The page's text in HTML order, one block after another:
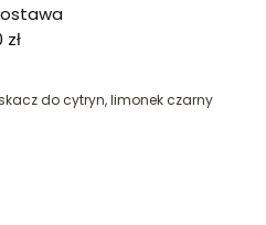
do cytryn, limonek czarny